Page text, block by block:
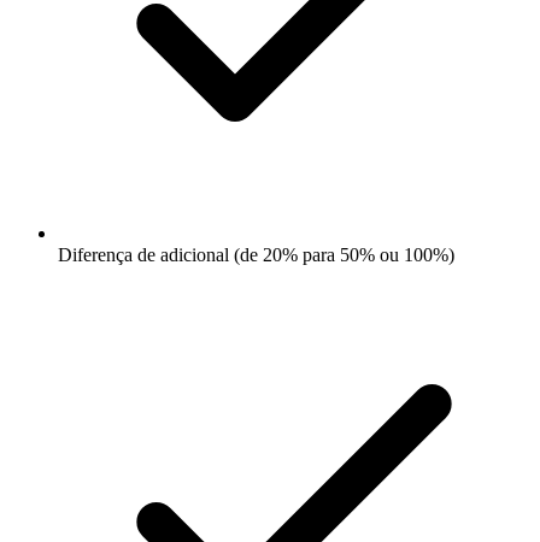
Diferença de adicional (de 20% para 50% ou 100%)